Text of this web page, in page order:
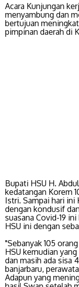
Acara Kunjungan
menyambung dan
bertujuan
pimpinan daerah di
Bupati HSU H.
kedatangan Korem
Istri. Sampai hari ini
dengan kondusif
suasana Covid-19
HSU ini dengan
"Sebanyak 105
HSU kemudian
dan masih ada sisa
banjarbaru,
Adapun yang